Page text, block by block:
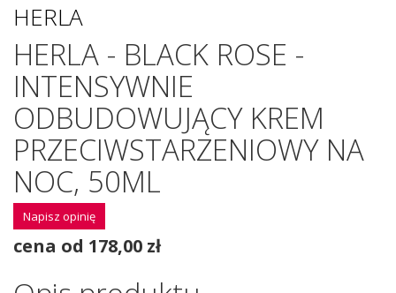
HERLA
HERLA - BLACK ROSE -
INTENSYWNIE
ODBUDOWUJĄCY KREM
PRZECIWSTARZENIOWY NA
NOC, 50ML
Napisz opinię
cena od 178,00 zł